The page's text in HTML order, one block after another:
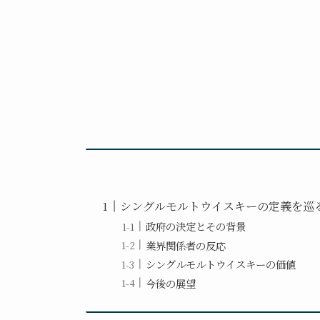
シングルモルトウイスキーの定義を巡
政府の決定とその背景
業界関係者の反応
シングルモルトウイスキーの価値
今後の展望